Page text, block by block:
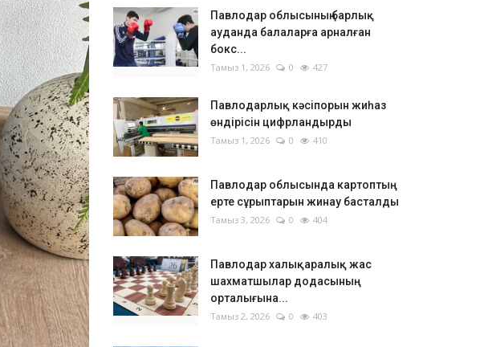
Павлодар облысының барлық
ауданда балаларға арналған
бокс...
Тамыз 1, 2026 0 427
Павлодарлық кәсіпорын жиһаз
өндірісін цифрландырды
Тамыз 1, 2026 0 410
Павлодар облысында картоптың
ерте сұрыптарын жинау басталды
Тамыз 3, 2026 0 404
Павлодар халықаралық жас
шахматшылар додасының
орталығына...
Тамыз 2, 2026 0 403